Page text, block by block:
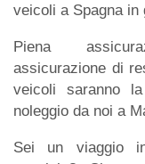
veicoli a Spagna in
Piena
assicurazione di
veicoli saranno
noleggio da noi a
Sei un viaggio